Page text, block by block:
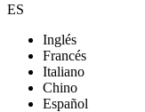
ES
Inglés
Francés
Italiano
Chino
Español